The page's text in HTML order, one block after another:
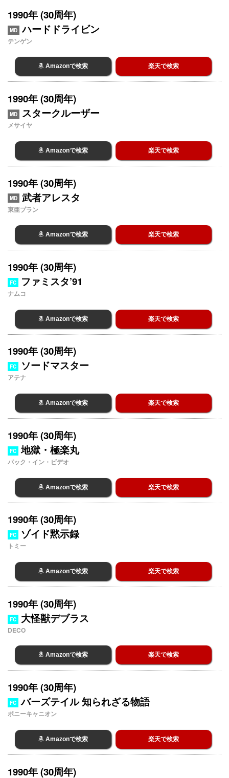
1990年 (30周年)
MD ハードドライビン
テンゲン
Amazonで検索 楽天で検索
1990年 (30周年)
MD スタークルーザー
メサイヤ
Amazonで検索 楽天で検索
1990年 (30周年)
MD 武者アレスタ
東亜プラン
Amazonで検索 楽天で検索
1990年 (30周年)
FC ファミスタ’91
ナムコ
Amazonで検索 楽天で検索
1990年 (30周年)
FC ソードマスター
アテナ
Amazonで検索 楽天で検索
1990年 (30周年)
FC 地獄・極楽丸
パック・イン・ビデオ
Amazonで検索 楽天で検索
1990年 (30周年)
FC ゾイド黙示録
トミー
Amazonで検索 楽天で検索
1990年 (30周年)
FC 大怪獣デブラス
DECO
Amazonで検索 楽天で検索
1990年 (30周年)
FC バーズテイル 知られざる物語
ポニーキャニオン
Amazonで検索 楽天で検索
1990年 (30周年)